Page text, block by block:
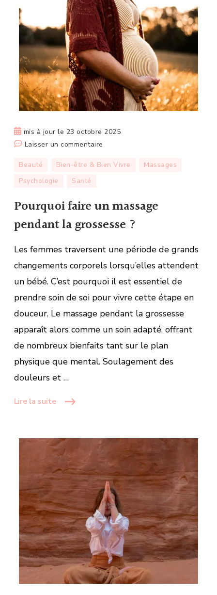
mis à jour le 23 octobre 2025
Laisser un commentaire
faire
pendant
?
Beauté Bien-être & Bien Vivre
Massages
Psychologie
Santé
Pourquoi faire un massage
pendant la grossesse ?
Les femmes traversent une période de grands
changements corporels lorsqu’elles attendent
un bébé. C’est pourquoi il est essentiel de
prendre soin de soi pour vivre cette étape en
douceur. Le massage pendant la grossesse
apparaît alors comme un soin adapté, offrant
de nombreux bienfaits tant sur le plan
physique que mental. Soulagement des
douleurs et …
Lire la suite